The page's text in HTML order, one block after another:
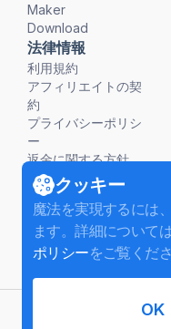
Maker
Download
法律情報
利用規約
アフィリエイトの契
約
プライバシーポリシ
ー
返金に関する方針
クッキー
魔法を実現するには
ます。詳細については
ポリシーをご覧くださ
OK